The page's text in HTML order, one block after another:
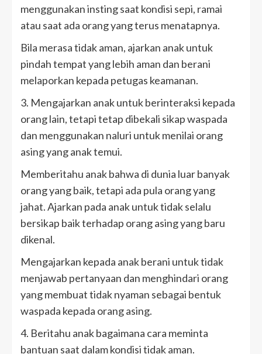
menggunakan insting saat kondisi sepi, ramai
atau saat ada orang yang terus menatapnya.
Bila merasa tidak aman, ajarkan anak untuk
pindah tempat yang lebih aman dan berani
melaporkan kepada petugas keamanan.
3. Mengajarkan anak untuk berinteraksi kepada
orang lain, tetapi tetap dibekali sikap waspada
dan menggunakan naluri untuk menilai orang
asing yang anak temui.
Memberitahu anak bahwa di dunia luar banyak
orang yang baik, tetapi ada pula orang yang
jahat. Ajarkan pada anak untuk tidak selalu
bersikap baik terhadap orang asing yang baru
dikenal.
Mengajarkan kepada anak berani untuk tidak
menjawab pertanyaan dan menghindari orang
yang membuat tidak nyaman sebagai bentuk
waspada kepada orang asing.
4. Beritahu anak bagaimana cara meminta
bantuan saat dalam kondisi tidak aman.